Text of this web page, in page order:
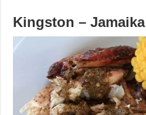
Kingston – Jamaika